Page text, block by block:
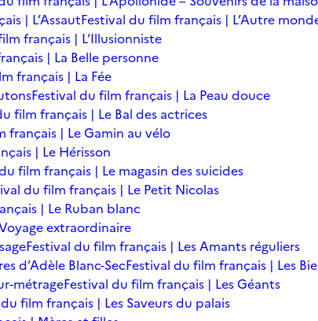
| L’AssautFestival du film français | L’Autre
français | L’Illusionniste
| La Belle personne
français | La Fée
Festival du film français | La Peau douce
film français | Le Bal des actrices
français | Le Gamin au vélo
| Le Hérisson
film français | Le magasin des suicides
du film français | Le Petit Nicolas
| Le Ruban blanc
extraordinaire
Festival du film français | Les Amants réguliers
d’Adèle Blanc-SecFestival du film français | Les
métrageFestival du film français | Les Géants
film français | Les Saveurs du palais